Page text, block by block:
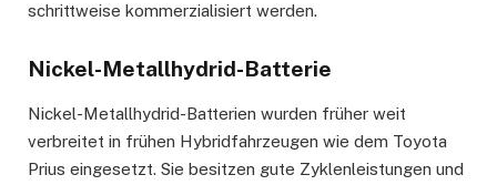
schrittweise kommerzialisiert werden.
Nickel-Metallhydrid-Batterie
Nickel-Metallhydrid-Batterien wurden früher weit
verbreitet in frühen Hybridfahrzeugen wie dem Toyota
Prius eingesetzt. Sie besitzen gute Zyklenleistungen und